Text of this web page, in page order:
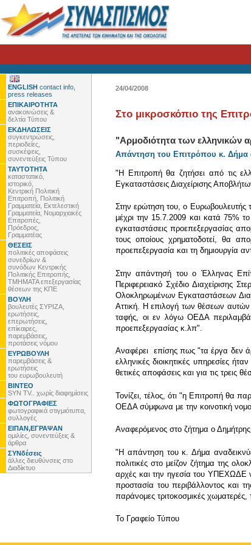
ENGLISH contact info,
press releases
ΕΠΙΚΑΙΡΟΤΗΤΑ
ανακοινώσεις &
δελτία Τύπου
ΕΚΔΗΛΩΣΕΙΣ
συγκεντρώσεις,
περιοδείες,
συσκέψεις,
συνεντεύξεις Τύπου
ΤΑΥΤΟΤΗΤΑ
καταστατικό,
ιστορικό,
Κεντρική Πολιτική
Επιτροπή, Πολιτική
Γραμματεία, Εκτελεστική
Γραμματεία, Νομαρχιακές
Επιτροπές,
Πρόεδρος,
Γραμματέας
ΘΕΣΕΙΣ
πολιτικές αποφάσεις
συνεδρίων &
συνόδων Κεντρικής
Πολιτικής Επιτροπής,
ΤΜΗΜΑΤΑ επεξεργασίας
θέσεων της ΚΠΕ
ΒΟΥΛΗ
βουλευτές ΣΥΡΙΖΑ,
ερωτήσεις,
επερωτήσεις,
επίκαιρες,
παρεμβάσεις,
προτάσεις νόμου
ΕΥΡΩΒΟΥΛΗ
παρεμβάσεις &
ερωτήσεις
του ευρωβουλευτή
ΒΙΝΤΕΟ
SYN TV.. χωρίς διαφημίσεις
ΦΩΤΟΓΡΑΦΙΕΣ
φωτογραφικά στιγμιότυπα,
συλλογές
ΕΙΠΑΝ,ΕΓΡΑΨΑΝ
ομιλίες, συνεντεύξεις &
άρθρα
ΣΥΝδέσεις
άλλες διευθύνσεις στο
Διαδίκτυο
24/04/2008
Στο μικροσκόπιο της
"Αρμοδιότητα των ελληνικών
Απάντηση του Επιτρόπου κ.
"Η Επιτροπή θα ζητήσει από τις
Εγκαταστάσεις Διαχείρισης
Στην ερώτηση του, ο
μέχρι την 15.7.2009 και κατά 75%
εγκαταστάσεις προεπεξεργασίας
τους οποίους χρηματοδοτεί, θα
προεπεξεργασία και τη δημιουργία
Στην απάντησή του ο Έλληνας
Περιφερειακό Σχέδιο Διαχείρισης
Ολοκληρωμένων Εγκαταστάσεων
Αττική. Η επιλογή των θέσεων
ταφής, οι εν λόγω ΟΕΔΑ
προεπεξεργασίας κ.λπ".
Αναφέρει επίσης πως "τα έργα δεν
ελληνικές διοικητικές υπηρεσίες
θετικές αποφάσεις και για τις τρεις
Τονίζει, τέλος, ότι "η Επιτροπή θα
ΟΕΔΑ σύμφωνα με την κοινοτική
Αναφερόμενος στο ζήτημα ο
"Η απάντηση του κ. Δήμα
πολιτικές στο μείζον ζήτημα της
αρχές και την ηγεσία του ΥΠΕΧΩΔΕ
προστασία του περιβάλλοντος και
παράνομες τριτοκοσμικές
To Γραφείο Τύπου